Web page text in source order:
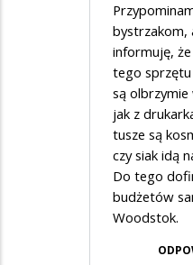
bystrzakom,
informuję,
tego sprzętu
są
jak z
tusze są
czy siak idą
Do tego
budżetów
Woodstok.